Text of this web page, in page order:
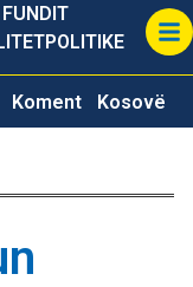
POLITIKE
Koment Kosovë